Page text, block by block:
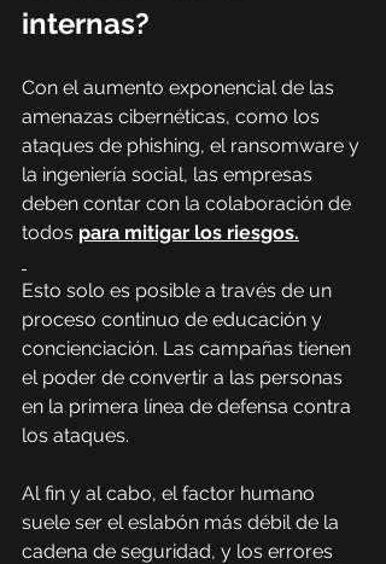
internas?
Con el aumento exponencial de las
amenazas cibernéticas, como los
ataques de phishing, el ransomware y
la ingeniería social, las empresas
deben contar con la colaboración de
todos para mitigar los riesgos.
Esto solo es posible a través de un
proceso continuo de educación y
concienciación. Las campañas tienen
el poder de convertir a las personas
en la primera línea de defensa contra
los ataques.
Al fin y al cabo, el factor humano
suele ser el eslabón más débil de la
cadena de seguridad, y los errores